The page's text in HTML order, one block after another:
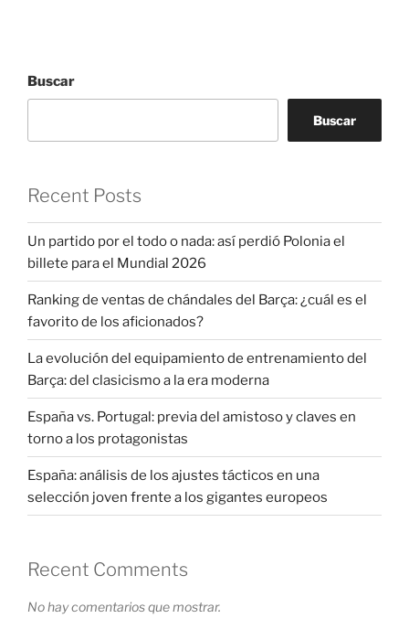
Buscar
Buscar
Recent Posts
Un partido por el todo o nada: así perdió Polonia el
billete para el Mundial 2026
Ranking de ventas de chándales del Barça: ¿cuál es el
favorito de los aficionados?
La evolución del equipamiento de entrenamiento del
Barça: del clasicismo a la era moderna
España vs. Portugal: previa del amistoso y claves en
torno a los protagonistas
España: análisis de los ajustes tácticos en una
selección joven frente a los gigantes europeos
Recent Comments
No hay comentarios que mostrar.